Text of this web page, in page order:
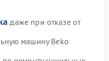
даже при отказе от
машину Beko